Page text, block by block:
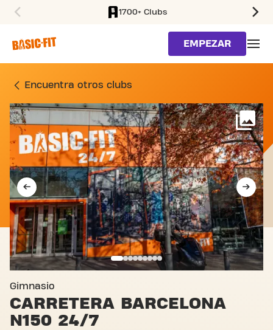
1700+ Clubs
EMPEZAR
GIMNASIO CARRETERA
Encuentra otros clubs
Gimnasio
CARRETERA BARCELONA
N150 24/7